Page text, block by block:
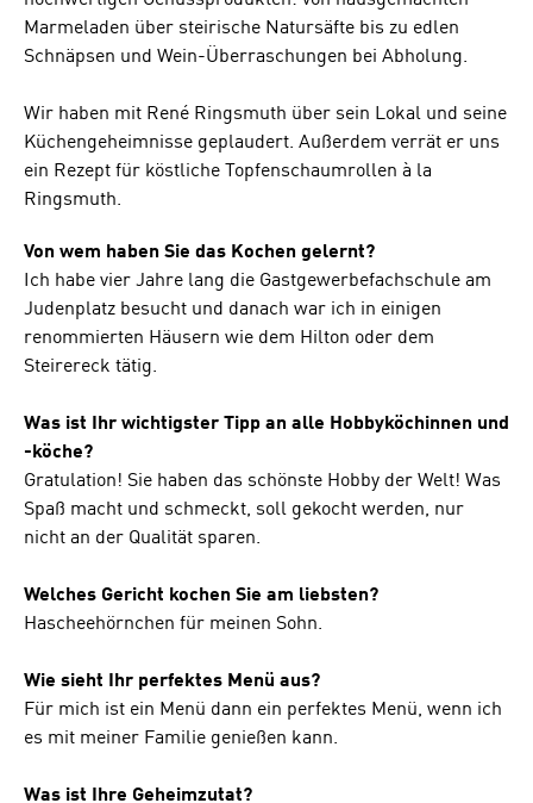
Marmeladen über steirische Natursäfte bis zu edlen
Schnäpsen und Wein-Überraschungen bei Abholung.
Wir haben mit René Ringsmuth über sein Lokal und seine
Küchengeheimnisse geplaudert. Außerdem verrät er uns
ein Rezept für köstliche Topfenschaumrollen à la
Ringsmuth.
Von wem haben Sie das Kochen gelernt?
Ich habe vier Jahre lang die Gastgewerbefachschule am
Judenplatz besucht und danach war ich in einigen
renommierten Häusern wie dem Hilton oder dem
Steirereck tätig.
Was ist Ihr wichtigster Tipp an alle Hobbyköchinnen und
-köche?
Gratulation! Sie haben das schönste Hobby der Welt! Was
Spaß macht und schmeckt, soll gekocht werden, nur
nicht an der Qualität sparen.
Welches Gericht kochen Sie am liebsten?
Hascheehörnchen für meinen Sohn.
Wie sieht Ihr perfektes Menü aus?
Für mich ist ein Menü dann ein perfektes Menü, wenn ich
es mit meiner Familie genießen kann.
Was ist Ihre Geheimzutat?